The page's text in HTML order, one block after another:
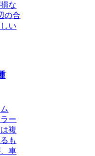
な
の合
い
ー
複
も
車